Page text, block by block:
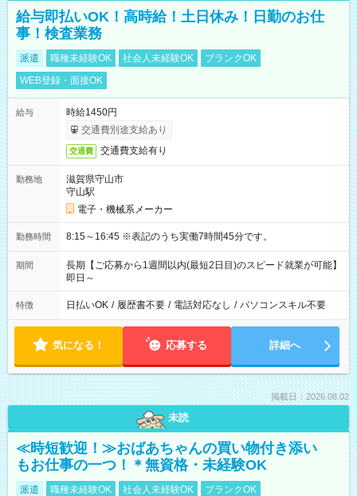
給与即払いOK！高時給！土日休み！日勤のお仕
事！検査業務
派遣 職種未経験OK 社会人未経験OK
ブランクOK
WEB登録・面接OK
給与
時給1450円
交通費別途支給あり
交通費 交通費支給有り
勤務地
滋賀県守山市
守山駅
電子・機械系メーカー
勤務時間 8:15～16:45 ※表記のうち実働7時間45分です。
期間
長期【ご応募から1週間以内(最短2日目)のスピード就業が可能】
即日～
特徴 日払いOK / 履歴書不要 / 電話対応なし / パソコンスキル不要
気になる！ 応募する 詳細へ
掲載日：2026.08.02
未読
≪時短歓迎！≫おばあちゃんの買い物付き添い
もお仕事の一つ！＊無資格・未経験OK
派遣 職種未経験OK 社会人未経験OK
ブランクOK